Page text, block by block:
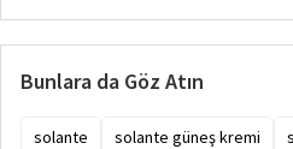
Bunlara da Göz Atın
solante solante güneş kremi